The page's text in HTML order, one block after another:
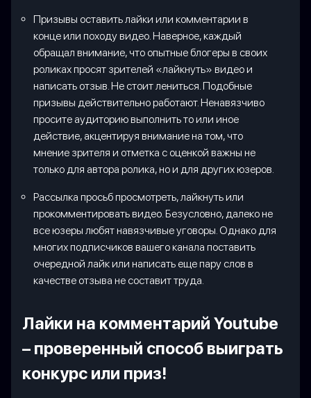
Призывы оставить лайки или комментарии в
конце или походу видео. Наверное, каждый
обращал внимание, что опытные блогеры в своих
роликах просят зрителей «лайкнуть» видео и
написать отзыв. Не стоит лениться. Подобные
призывы действительно работают. Ненавязчиво
просите аудиторию выполнить то или иное
действие, акцентируя внимание на том, что
мнение зрителя и отметка с оценкой важны не
только для автора ролика, но и для других юзеров.
Рассылка просьб просмотреть, лайкнуть или
прокомментировать видео. Безусловно, далеко не
все юзеры любят навязчивые уговоры. Однако для
многих подписчиков вашего канала поставить
очередной лайк или написать еще пару слов в
качестве отзыва не составит труда.
Лайки на комментарий Youtube
– проверенный способ выиграть
конкурс или приз!